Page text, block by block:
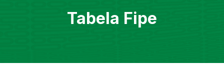
Tabela Fipe